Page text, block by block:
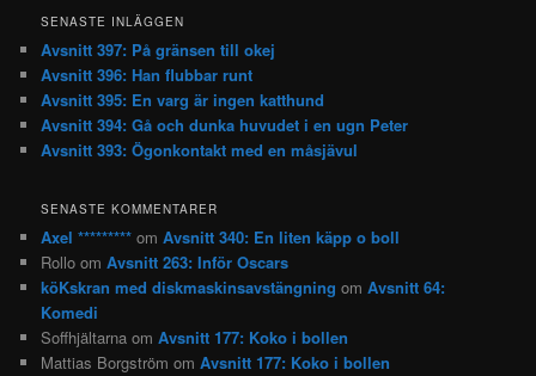
SENASTE INLÄGGEN
Avsnitt 397: På gränsen till okej
Avsnitt 396: Han flubbar runt
Avsnitt 395: En varg är ingen katthund
Avsnitt 394: Gå och dunka huvudet i en ugn Peter
Avsnitt 393: Ögonkontakt med en måsjävul
SENASTE KOMMENTARER
Axel ********* omAvsnitt 340: En liten käpp o boll
Rollo omAvsnitt 263: Inför Oscars
köKskran med diskmaskinsavstängning omAvsnitt 64:
Komedi
Soffhjältarna omAvsnitt 177: Koko i bollen
Mattias Borgström omAvsnitt 177: Koko i bollen